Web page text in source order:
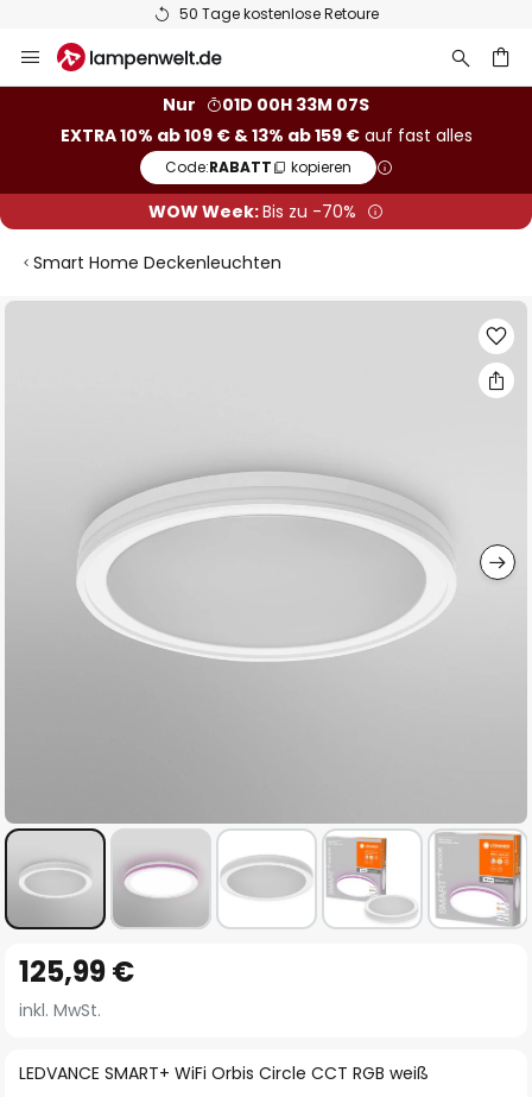
50 Tage kostenlose Retoure
Inhalt
Nur
01D 00H 33M 06S
EXTRA 10% ab 109 € & 13% ab 159 €auf fast alles
Code:RABATT kopieren
WOW Week:Bis zu -70%
Smart Home Deckenleuchten
Zum
Anfang
der
springen
LEDVANCE SMART+ WiFi Orbis Circle CCT RGB weiß
125,99 €
inkl. MwSt.